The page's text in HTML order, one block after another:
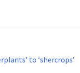
to ‘shercrops’